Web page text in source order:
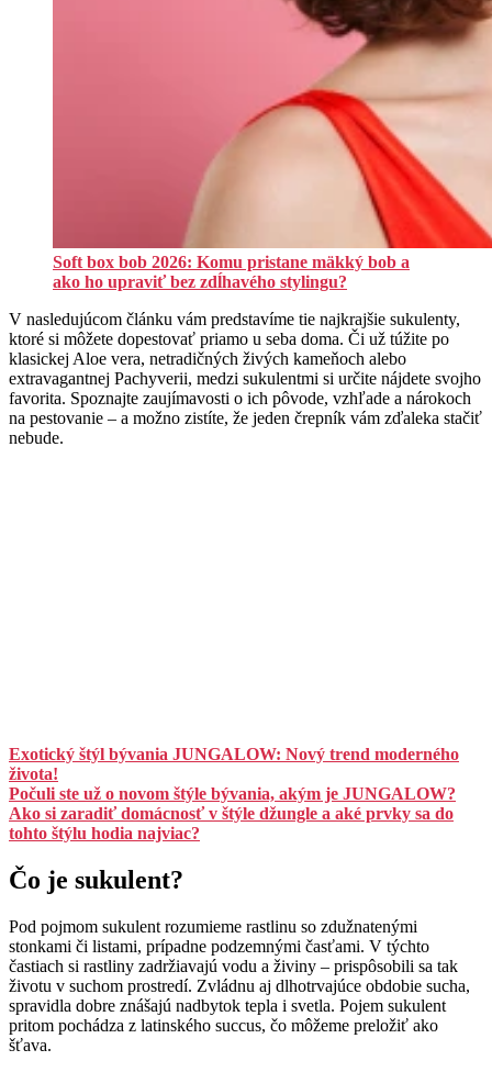
Soft box bob 2026: Komu pristane mäkký bob a
ako ho upraviť bez zdĺhavého stylingu?
V nasledujúcom článku vám predstavíme tie najkrajšie sukulenty,
ktoré si môžete dopestovať priamo u seba doma. Či už túžite po
klasickej Aloe vera, netradičných živých kameňoch alebo
extravagantnej Pachyverii, medzi sukulentmi si určite nájdete svojho
favorita. Spoznajte zaujímavosti o ich pôvode, vzhľade a nárokoch
na pestovanie – a možno zistíte, že jeden črepník vám zďaleka stačiť
nebude.
Exotický štýl bývania JUNGALOW: Nový trend moderného
života!
Počuli ste už o novom štýle bývania, akým je JUNGALOW?
Ako si zaradiť domácnosť v štýle džungle a aké prvky sa do
tohto štýlu hodia najviac?
Čo je sukulent?
Pod pojmom sukulent rozumieme rastlinu so zdužnatenými
stonkami či listami, prípadne podzemnými časťami. V týchto
častiach si rastliny zadržiavajú vodu a živiny – prispôsobili sa tak
životu v suchom prostredí. Zvládnu aj dlhotrvajúce obdobie sucha,
spravidla dobre znášajú nadbytok tepla i svetla. Pojem sukulent
pritom pochádza z latinského succus, čo môžeme preložiť ako
šťava.